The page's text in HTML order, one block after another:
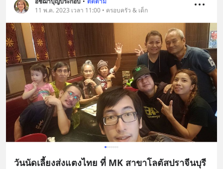
11 พ.ค. 2023 เวลา 11:00 • ครอบครัว & เด็ก
วันนัดเลี้ยงส่งแตงไทย ที่ MK สาขาโลตัสปราจีนบุรี